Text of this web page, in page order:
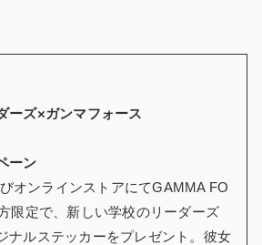
ーズ×ガンマフォース
ーン
オンラインストアにてGAMMA FO
限定で、新しい学校のリーダーズ
ナルステッカーをプレゼント。彼女